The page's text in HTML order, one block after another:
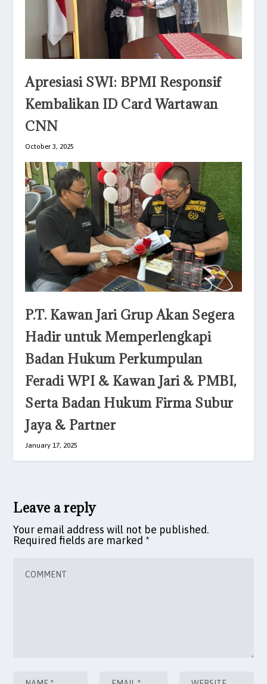
Apresiasi SWI: BPMI Responsif
Kembalikan ID Card Wartawan
CNN
October 3, 2025
P.T. Kawan Jari Grup Akan Segera
Hadir untuk Memperlengkapi
Badan Hukum Perkumpulan
Feradi WPI & Kawan Jari & PMBI,
Serta Badan Hukum Firma Subur
Jaya & Partner
January 17, 2025
Leave a reply
Your email address will not be published.
Required fields are marked *